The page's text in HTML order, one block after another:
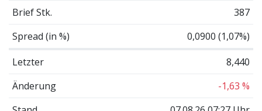
Brief Stk.
387
Spread (in %)
0,0900 (1,07%)
Letzter
8,440
Änderung
-1,63 %